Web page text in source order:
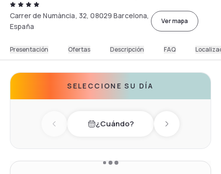
Carrer de Numància, 32, 08029 Barcelona,
España
Ver mapa
Presentación Ofertas Descripción FAQ
SELECCIONE SU DÍA
Previous day¿Cuándo? Next day